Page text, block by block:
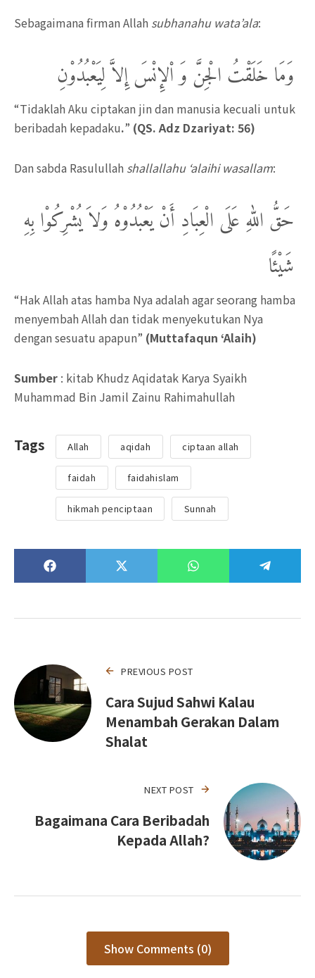
Sebagaimana firman Allah subhanahu wata’ala:
وَمَا خَلَقْتُ الْجِنَّ وَ اْلإِنْسَ إِلاَّ لِيَعْبُدُوْنِ
“Tidaklah Aku ciptakan jin dan manusia kecuali untuk
beribadah kepadaku.” (QS. Adz Dzariyat: 56)
Dan sabda Rasulullah shallallahu ‘alaihi wasallam:
حَقُّ اللهِ عَلَى الْعِبَادِ أَنْ يَعْبُدُوْهُ وَلاَ يُشْرِكُوْا بِهِ
شَيْئًا
“Hak Allah atas hamba Nya adalah agar seorang hamba
menyembah Allah dan tidak menyekutukan Nya
dengan sesuatu apapun” (Muttafaqun ‘Alaih)
Sumber : kitab Khudz Aqidatak Karya Syaikh
Muhammad Bin Jamil Zainu Rahimahullah
Tags Allah aqidah ciptaan allah
faidah faidahislam
hikmah penciptaan Sunnah
PREVIOUS POST
Cara Sujud Sahwi Kalau
Menambah Gerakan Dalam
Shalat
NEXT POST
Bagaimana Cara Beribadah
Kepada Allah?
Show Comments (0)